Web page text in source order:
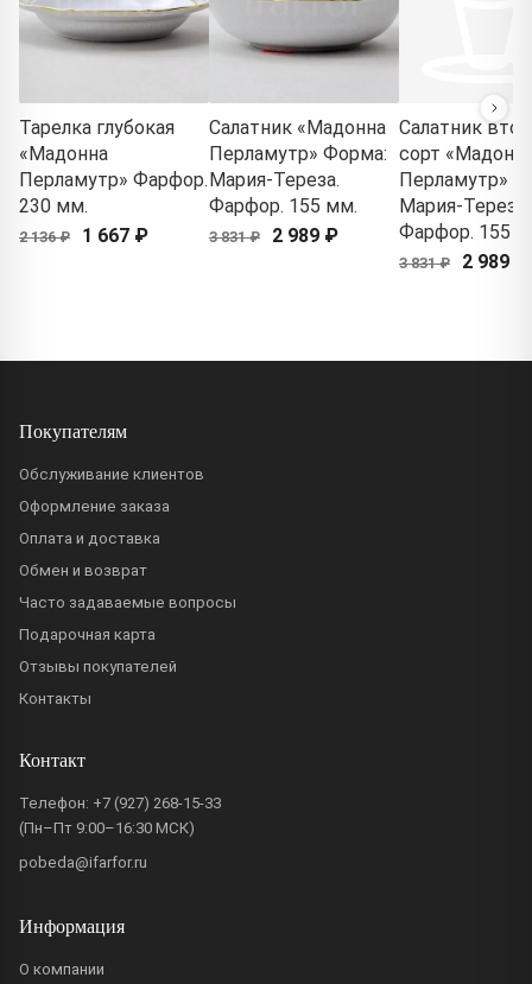
Тарелка глубокая
«Мадонна
Перламутр» Фарфор.
230 мм.
2 136 ₽ 1 667 ₽
Салатник «Мадонна
Перламутр» Форма:
Мария-Тереза.
Фарфор. 155 мм.
3 831 ₽ 2 989 ₽
Салатник
сорт
Перламутр»
Мария-Тереза.
Фарфор. 155
3 831 ₽ 2 989 ₽
Покупателям
Обслуживание клиентов
Оформление заказа
Оплата и доставка
Обмен и возврат
Часто задаваемые вопросы
Подарочная карта
Отзывы покупателей
Контакты
Контакт
Телефон: +7 (927) 268-15-33
(Пн–Пт 9:00–16:30 МСК)
pobeda@ifarfor.ru
Информация
О компании